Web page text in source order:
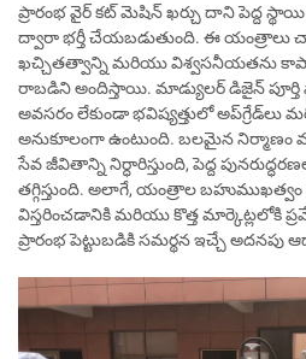
ప్రారంభ వైర్ కట్ మెషిన్ ఖర్చు దాని పెద్ద
ద్వారా భర్తీ చేయబడుతుంది. ఈ
ఖచ్చితత్వాన్ని మరియు విశ్వసనీయతను
రాబడిని అందిస్తాయి. మాడ్యులర్ డిజైన్ పూర్తి
అవసరం లేకుండా భవిష్యత్తులో అప్‌గ్రేడ్‌లు
అనుకూలంగా ఉంటుంది. బలమైన నిర్మాణం
సేవ జీవితాన్ని నిర్ధారిస్తుంది, పెద్ద
తగ్గిస్తుంది. అలాగే, యంత్రాల
విస్తరించడానికి మరియు కొత్త మార్కెట్లలోకి
ప్రారంభ పెట్టుబడికి సమర్థన ఇచ్చే అదనపు